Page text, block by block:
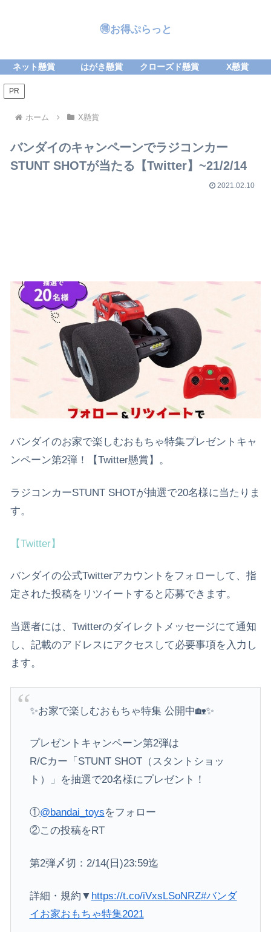
🉐お得ぷらっと
ネット懸賞 はがき懸賞 クローズド懸賞 X懸賞
PR
ホーム X懸賞
バンダイのキャンペーンでラジコンカー
STUNT SHOTが当たる【Twitter】~21/2/14
2021.02.10
バンダイのお家で楽しむおもちゃ特集プレゼントキャ
ンペーン第2弾！【Twitter懸賞】。
ラジコンカーSTUNT SHOTが抽選で20名様に当たりま
す。
【Twitter】
バンダイの公式Twitterアカウントをフォローして、指
定された投稿をリツイートすると応募できます。
当選者には、Twitterのダイレクトメッセージにて通知
し、記載のアドレスにアクセスして必要事項を入力し
ます。
✨お家で楽しむおもちゃ特集 公開中🏡✨
プレゼントキャンペーン第2弾は
R/Cカー「STUNT SHOT（スタントショッ
ト）」を抽選で20名様にプレゼント！
①@bandai_toysをフォロー
②この投稿をRT
第2弾〆切：2/14(日)23:59迄
詳細・規約▼ https://t.co/iVxsLSoNRZ#バンダ
イお家おもちゃ特集2021